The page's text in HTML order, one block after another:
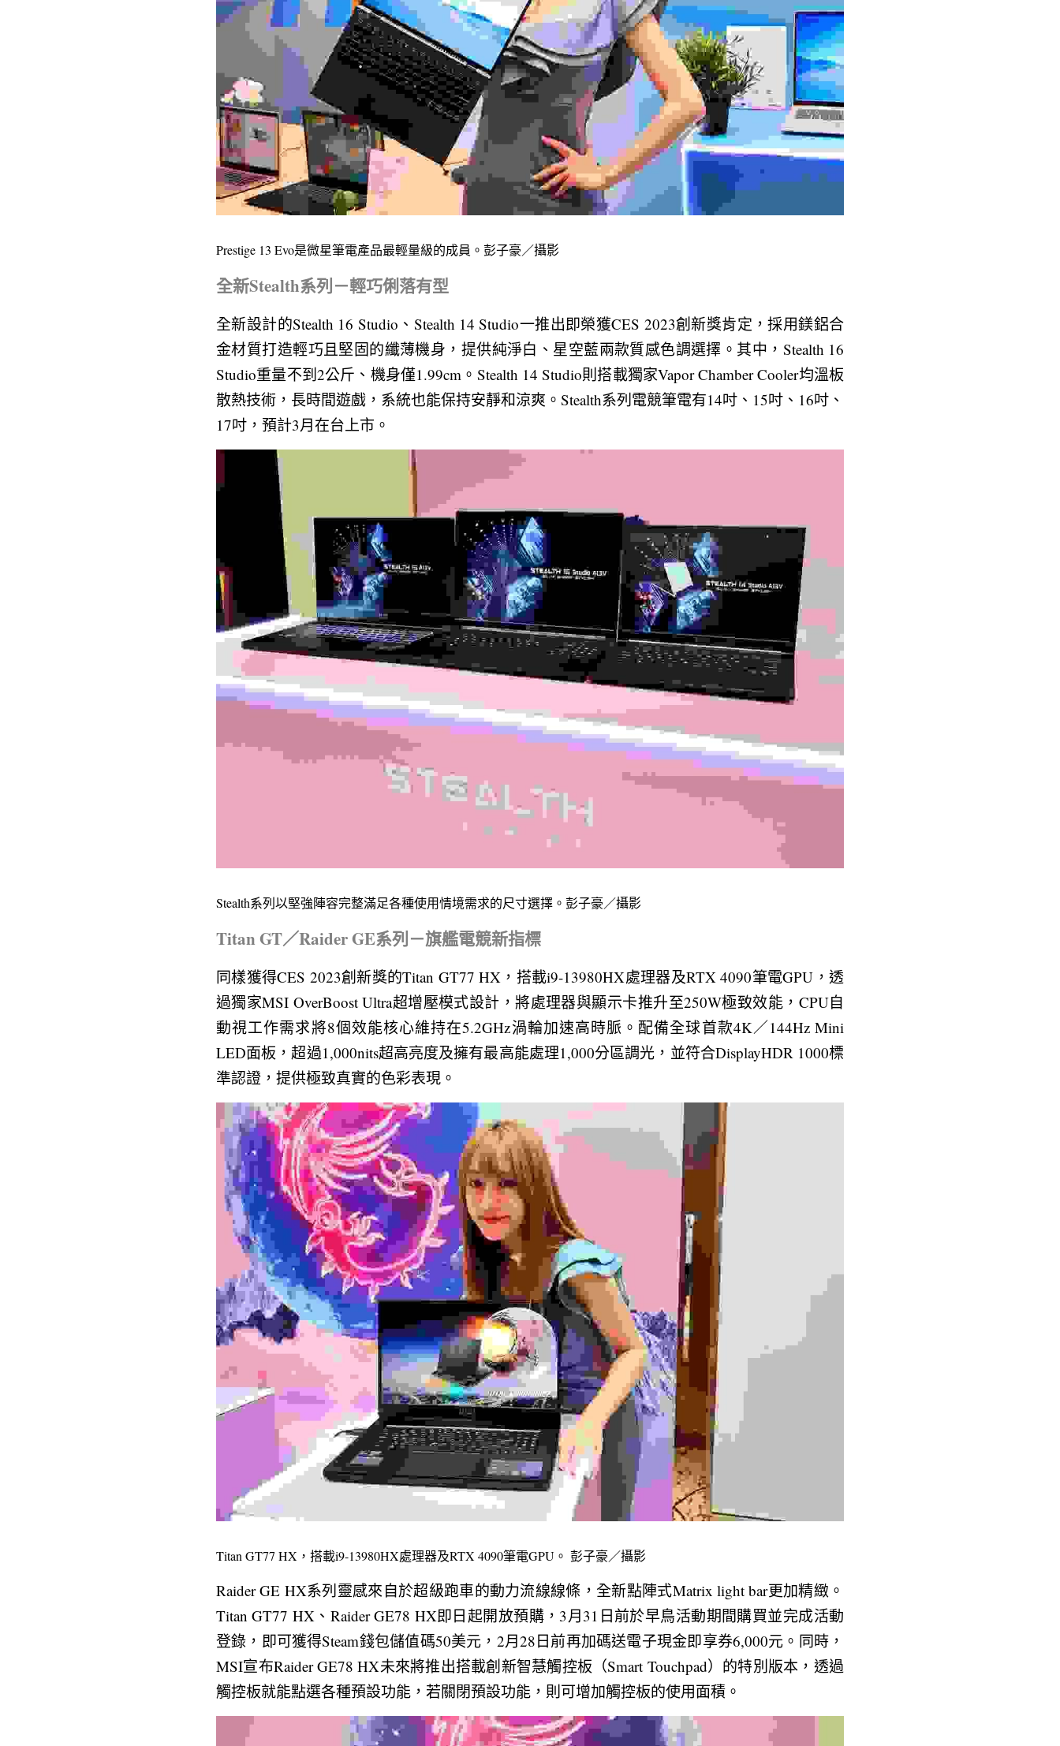
Prestige 13 Evo是微星筆電產品最輕量級的成員。彭子豪／攝影
全新Stealth系列－輕巧俐落有型
全新設計的Stealth 16 Studio、Stealth 14 Studio一推出即榮獲CES 2023創新獎肯定，採用鎂鋁合
金材質打造輕巧且堅固的纖薄機身，提供純淨白、星空藍兩款質感色調選擇。其中，Stealth 16
Studio重量不到2公斤、機身僅1.99cm。Stealth 14 Studio則搭載獨家Vapor Chamber Cooler均溫板
散熱技術，長時間遊戲，系統也能保持安靜和涼爽。Stealth系列電競筆電有14吋、15吋、16吋、
17吋，預計3月在台上市。
Stealth系列以堅強陣容完整滿足各種使用情境需求的尺寸選擇。彭子豪／攝影
Titan GT／Raider GE系列－旗艦電競新指標
同樣獲得CES 2023創新獎的Titan GT77 HX，搭載i9-13980HX處理器及RTX 4090筆電GPU，透
過獨家MSI OverBoost Ultra超增壓模式設計，將處理器與顯示卡推升至250W極致效能，CPU自
動視工作需求將8個效能核心維持在5.2GHz渦輪加速高時脈。配備全球首款4K／144Hz Mini
LED面板，超過1,000nits超高亮度及擁有最高能處理1,000分區調光，並符合DisplayHDR 1000標
準認證，提供極致真實的色彩表現。
Titan GT77 HX，搭載i9-13980HX處理器及RTX 4090筆電GPU。 彭子豪／攝影
Raider GE HX系列靈感來自於超級跑車的動力流線線條，全新點陣式Matrix light bar更加精緻。
Titan GT77 HX、Raider GE78 HX即日起開放預購，3月31日前於早鳥活動期間購買並完成活動
登錄，即可獲得Steam錢包儲值碼50美元，2月28日前再加碼送電子現金即享券6,000元。同時，
MSI宣布Raider GE78 HX未來將推出搭載創新智慧觸控板（Smart Touchpad）的特別版本，透過
觸控板就能點選各種預設功能，若關閉預設功能，則可增加觸控板的使用面積。